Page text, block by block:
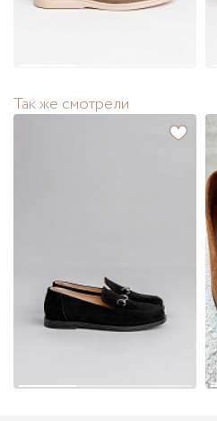
Так же смотрели